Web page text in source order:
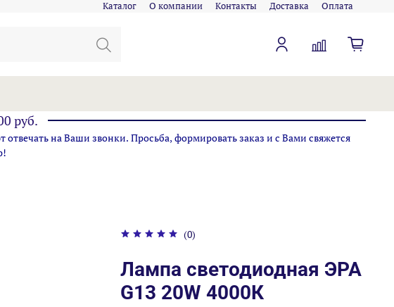
Каталог О компании Контакты Доставка Оплата
руб.
на Ваши звонки. Просьба, формировать заказ и с Вами свяжется
(0)
Лампа светодиодная ЭРА
G13 20W 4000К